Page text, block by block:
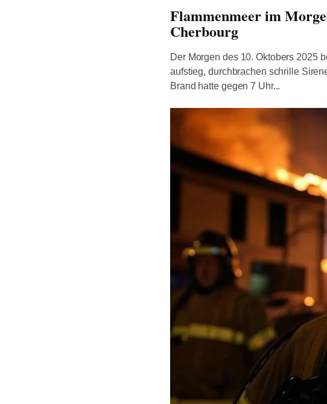
Flammenmeer im
Cherbourg
Der Morgen des 10. Oktobers 2025
aufstieg, durchbrachen schrille
Brand hatte gegen 7 Uhr...